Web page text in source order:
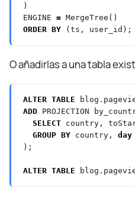
)
ENGINE = MergeTree()
ORDER BY (ts, user_id);
O añadirlas a una tabla
ALTER TABLE
ADD PROJECTION
SELECT country,
GROUP BY country,
day
);
ALTER TABLE